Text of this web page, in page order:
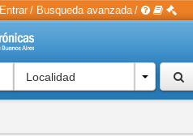
Entrar / Busqueda avanzada /
Localidad